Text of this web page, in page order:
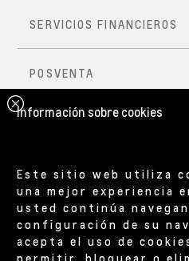
Información sobre cookies
Este sitio web utiliza
una mejor experiencia
usted continúa
configuración de su
acepta el uso de
permitir, bloquear o